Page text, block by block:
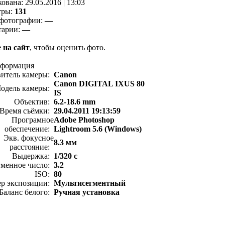
29.05.2016
13:03
131
—
—
на сайт, чтобы оценить фото.
камеры: Canon
камеры:
Canon DIGITAL IXUS 80
IS
Объектив: 6.2-18.6 mm
Время съёмки: 29.04.2011 19:13:59
Програмное
обеспечение:
Adobe Photoshop
Lightroom 5.6 (Windows)
Экв. фокусное
расстояние:
8.3 мм
Выдержка: 1/320 с
число: 3.2
ISO: 80
экспозиции: Мультисегментный
белого: Ручная установка